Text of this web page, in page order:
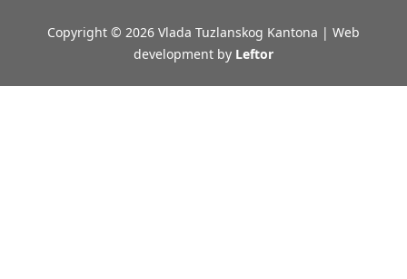
Copyright © 2026 Vlada Tuzlanskog Kantona | Web
development by Leftor